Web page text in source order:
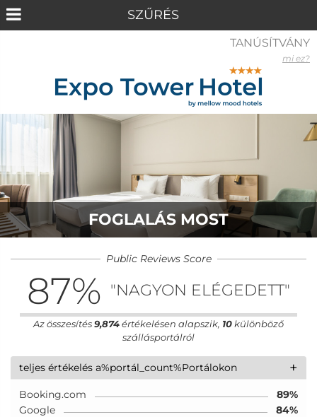
FOGLALÁS MOST
Public Reviews Score
87% "NAGYON ELÉGEDETT"
Az összesítés9,874értékelésen alapszik, 10 különböző
szállásportálról
+
teljes értékelés a%portál_count%Portálokon
Booking.com
89%
Google
84%
TANÚSÍTVÁNY
mi ez?